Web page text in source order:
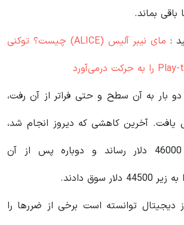
باقی بماند.
:
مای نیبر آلیس (ALICE) چیست؟ توکنی
بار به آن سطح و حتی فراتر از آن رفت،
یافت. آخرین کاهشی که دیروز انجام شد،
بیت کوین را به 46000 دلار رساند و دوباره پس از آن
سوق دادند.
دیجیتال توانسته است برخی از ضررها را